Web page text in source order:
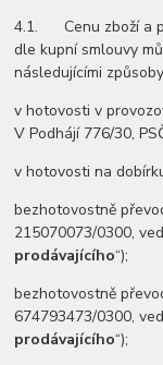
4.1. Cenu zboží a
dle kupní smlouvy
následujícími
v hotovosti v
V Podhájí 776/30,
v hotovosti na
bezhotovostně
215070073/0300,
prodávajícího“);
bezhotovostně
674793473/0300,
prodávajícího“);